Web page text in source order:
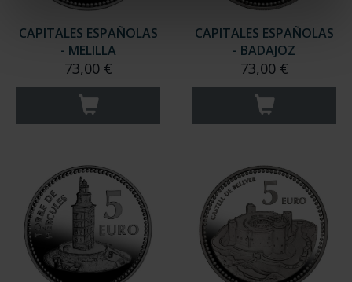
CAPITALES ESPAÑOLAS
- MELILLA
73,00 €
CAPITALES ESPAÑOLAS
- BADAJOZ
73,00 €